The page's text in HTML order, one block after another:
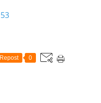
Repost 0